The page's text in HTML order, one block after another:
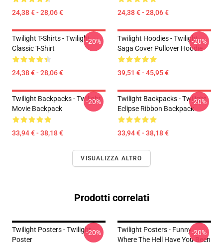
24,38 € - 28,06 € 24,38 € - 28,06 €
Twilight T-Shirts - Twilight
Classic T-Shirt
24,38 € - 28,06 €
-20%
Twilight Hoodies - Twilight
Saga Cover Pullover Hoodie
39,51 € - 45,95 €
-20%
Twilight Backpacks - Twilight
Movie Backpack
33,94 € - 38,18 €
-20%
Twilight Backpacks - Twilight
Eclipse Ribbon Backpack
33,94 € - 38,18 €
-20%
VISUALIZZA ALTRO
Prodotti correlati
Twilight Posters - Twilight
Poster
-20%
Twilight Posters - Funny
Where The Hell Have You Been
-20%